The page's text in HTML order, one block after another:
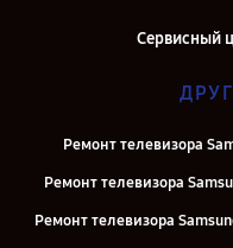
Сервисный
Ремонт телевизора
Ремонт телевизора
Ремонт телевизора